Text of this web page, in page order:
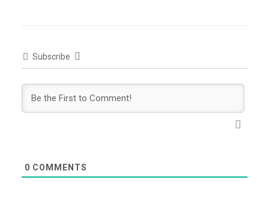
Subscribe
0 COMMENTS